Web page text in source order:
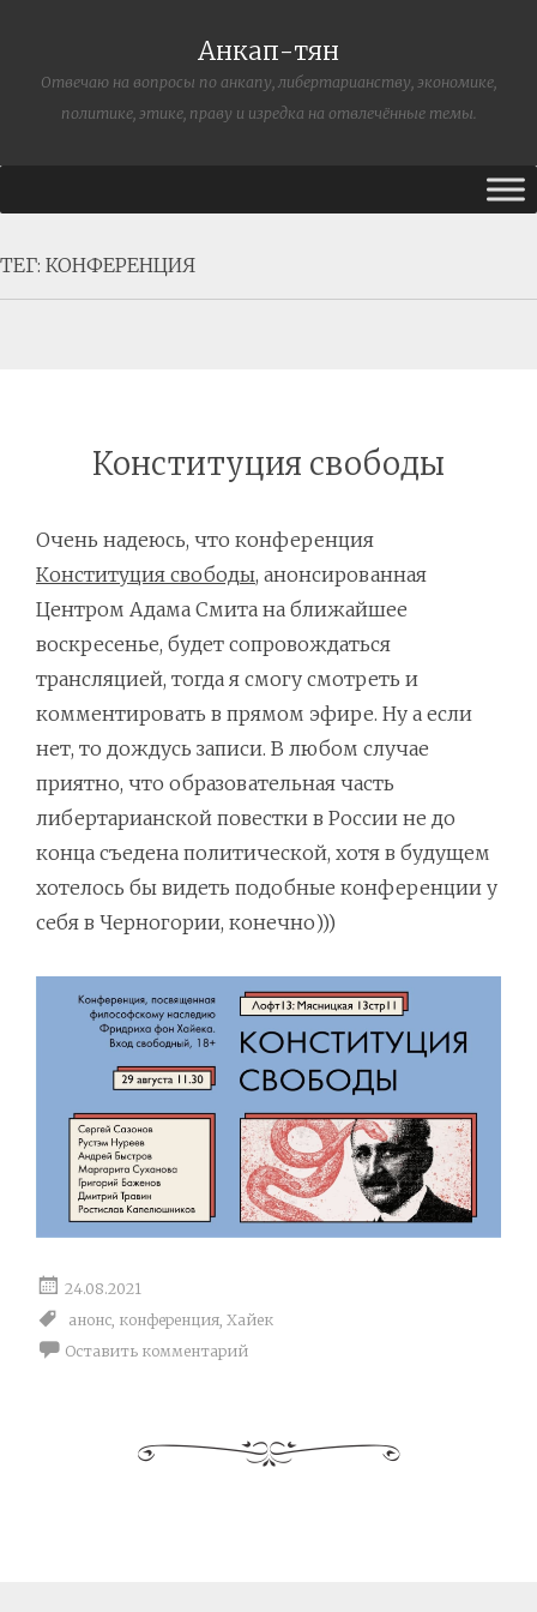
Анкап-тян
Отвечаю на вопросы по анкапу, либертарианству, экономике,
политике, этике, праву и изредка на отвлечённые темы.
ТЕГ: КОНФЕРЕНЦИЯ
Конституция свободы
Очень надеюсь, что конференция
Конституция свободы, анонсированная
Центром Адама Смита на ближайшее
воскресенье, будет сопровождаться
трансляцией, тогда я смогу смотреть и
комментировать в прямом эфире. Ну а если
нет, то дождусь записи. В любом случае
приятно, что образовательная часть
либертарианской повестки в России не до
конца съедена политической, хотя в будущем
хотелось бы видеть подобные конференции у
себя в Черногории, конечно)))
24.08.2021
анонс, конференция, Хайек
Оставить комментарий